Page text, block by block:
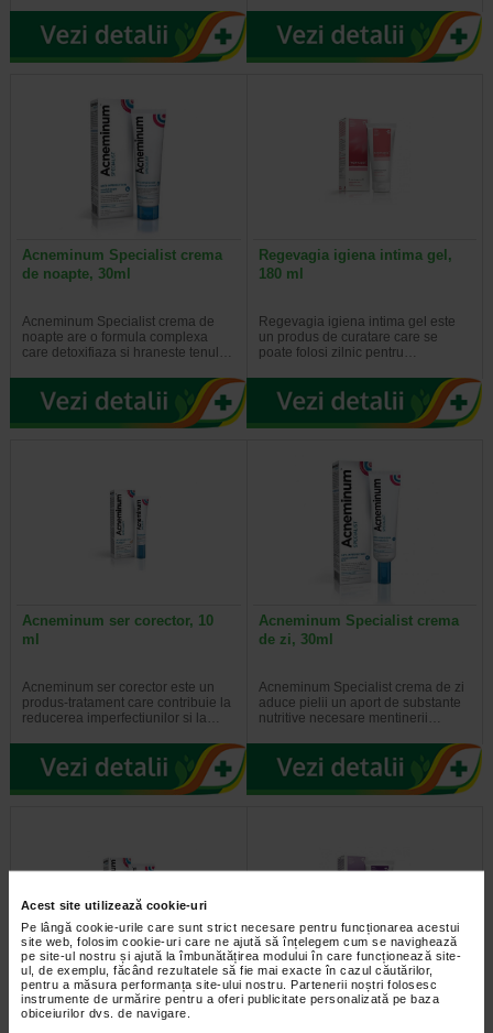
Acest site utilizează cookie-uri
Pe lângă cookie-urile care sunt strict necesare pentru funcționarea acestui
site web, folosim cookie-uri care ne ajută să înțelegem cum se navighează
pe site-ul nostru și ajută la îmbunătățirea modului în care funcționează site-
ul, de exemplu, făcând rezultatele să fie mai exacte în cazul căutărilor,
pentru a măsura performanța site-ului nostru. Partenerii noștri folosesc
instrumente de urmărire pentru a oferi publicitate personalizată pe baza
obiceiurilor dvs. de navigare.
Acneminum Specialist crema
de noapte, 30ml
Acneminum Specialist crema de
noapte are o formula complexa
care detoxifiaza si hraneste tenul…
Regevagia igiena intima gel,
180 ml
Regevagia igiena intima gel este
un produs de curatare care se
poate folosi zilnic pentru…
Acneminum ser corector, 10
ml
Acneminum ser corector este un
produs-tratament care contribuie la
reducerea imperfectiunilor si la…
Acneminum Specialist crema
de zi, 30ml
Acneminum Specialist crema de zi
aduce pielii un aport de substante
nutritive necesare mentinerii…
Acneminum gel de fata
exfoliant, 125 ml
Regevagia 40+ igiena intima
gel, 180 ml